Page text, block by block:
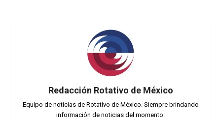
Redacción Rotativo de México
Equipo de noticias de Rotativo de México. Siempre brindando
información de noticias del momento.